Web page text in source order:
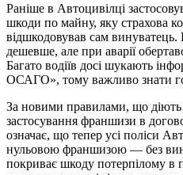
Раніше в Автоцивілці
шкоди по майну, яку страхова
відшкодовував сам
дешевше, але при аварії
Багато водіїв досі шукають
ОСАГО», тому важливо знати
За новими правилами, що діють
застосування франшизи в
означає, що тепер усі поліси
нульовою франшизою — без
покриває шкоду потерпілому в